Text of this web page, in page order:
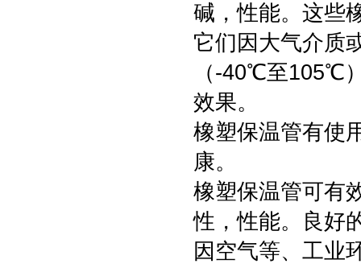
碱，性能。这些
它们因大气介质
（-40℃至105℃
效果。
橡塑保温管有使
康。
橡塑保温管可有
性，性能。良好
因空气等、工业